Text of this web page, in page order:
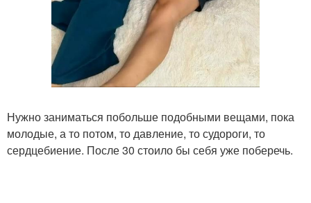
Нужно заниматься побольше подобными вещами, пока
молодые, а то потом, то давление, то судороги, то
сердцебиение. После 30 стоило бы себя уже поберечь.